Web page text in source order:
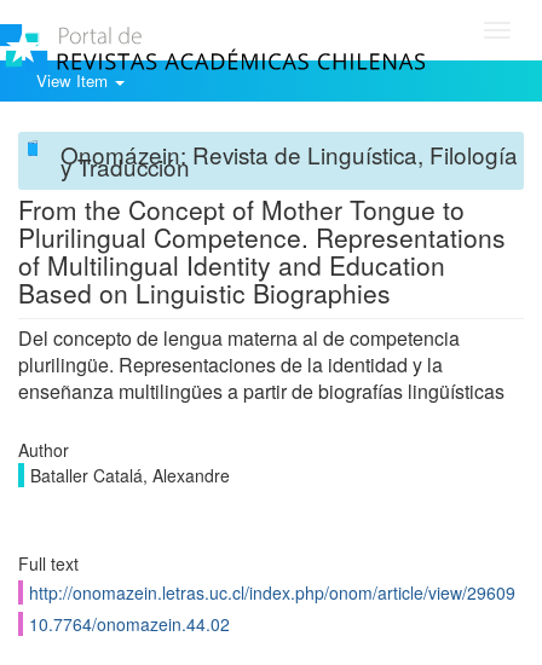
View Item
Onomázein: Revista de Linguística, Filología
y Traducción
From the Concept of Mother Tongue to
Plurilingual Competence. Representations
of Multilingual Identity and Education
Based on Linguistic Biographies
Del concepto de lengua materna al de competencia
plurilingüe. Representaciones de la identidad y la
enseñanza multilingües a partir de biografías lingüísticas
Author
Bataller Catalá, Alexandre
Full text
http://onomazein.letras.uc.cl/index.php/onom/article/view/29609
10.7764/onomazein.44.02